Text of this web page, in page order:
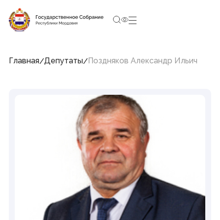
10:25:39
5 августа 2026, Среда
Структура Государственного Собрания
Республики Мордовия
Заместители Председателя
Комитеты и комиссии
Новости
Главная Депутаты Поздняков Александр Ильич